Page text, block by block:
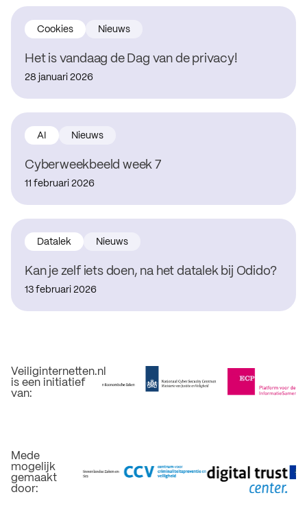
Het is vandaag de Dag van de privacy!
Cookies Nieuws
28 januari 2026
Cyberweekbeeld week 7
AI Nieuws
11 februari 2026
Kan je zelf iets doen, na het datalek bij Odido?
Datalek Nieuws
13 februari 2026
Veiliginternetten.nl
is een initiatief
van:
Mede
mogelijk
gemaakt
door: